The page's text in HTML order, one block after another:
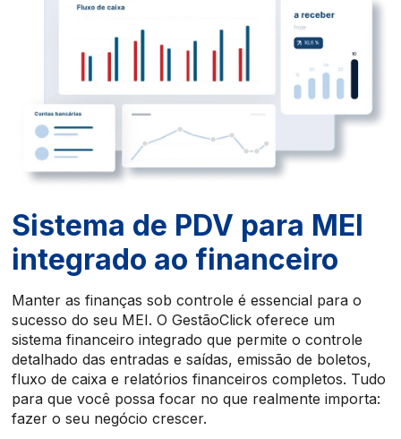
Sistema de PDV para MEI
integrado ao financeiro
Manter as finanças sob controle é essencial para o
sucesso do seu MEI. O GestãoClick oferece um
sistema financeiro integrado que permite o controle
detalhado das entradas e saídas, emissão de boletos,
fluxo de caixa e relatórios financeiros completos. Tudo
para que você possa focar no que realmente importa:
fazer o seu negócio crescer.